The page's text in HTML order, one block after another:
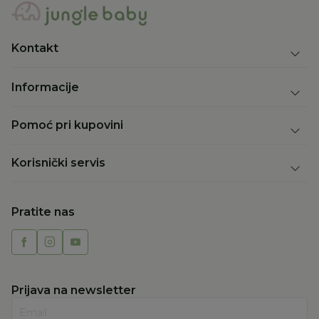
Kontakt
Informacije
Pomoć pri kupovini
Korisnički servis
Pratite nas
Prijava na newsletter